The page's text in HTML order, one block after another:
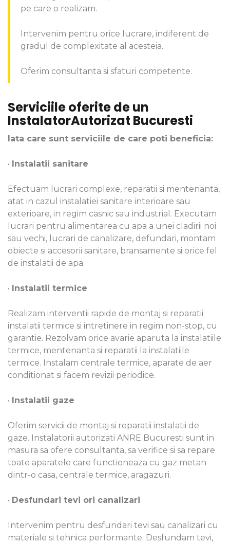
pe care o realizam.
Intervenim pentru orice lucrare, indiferent de
gradul de complexitate al acesteia.
Oferim consultanta si sfaturi competente.
Serviciile oferite de un
InstalatorAutorizat Bucuresti
Iata care sunt serviciile de care poti beneficia:
• Instalatii sanitare
Efectuam lucrari complexe, reparatii si mentenanta,
atat in cazul instalatiei sanitare interioare sau
exterioare, in regim casnic sau industrial. Executam
lucrari pentru alimentarea cu apa a unei cladirii noi
sau vechi, lucrari de canalizare, defundari, montam
obiecte si accesorii sanitare, bransamente si orice fel
de instalatii de apa.
• Instalatii termice
Realizam interventii rapide de montaj si reparatii
instalatii termice si intretinere in regim non-stop, cu
garantie. Rezolvam orice avarie aparuta la instalatiile
termice, mentenanta si reparatii la instalatiile
termice. Instalam centrale termice, aparate de aer
conditionat si facem revizii periodice.
• Instalatii gaze
Oferim servicii de montaj si reparatii instalatii de
gaze. Instalatorii autorizati ANRE Bucuresti sunt in
masura sa ofere consultanta, sa verifice si sa repare
toate aparatele care functioneaza cu gaz metan
dintr-o casa, centrale termice, aragazuri.
• Desfundari tevi ori canalizari
Intervenim pentru desfundari tevi sau canalizari cu
materiale si tehnica performante. Desfundam tevi,